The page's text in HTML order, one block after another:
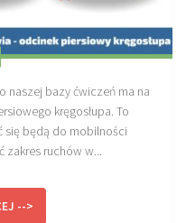
naszej bazy ćwiczeń ma na
kręgosłupa. To
się będą do mobilności
zakres ruchów w...
-->